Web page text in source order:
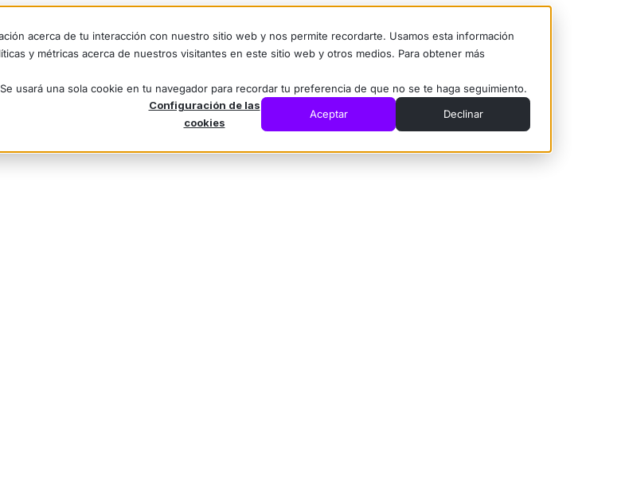
acerca de tu interacción con nuestro sitio web y nos permite recordarte. Usamos esta información
y métricas acerca de nuestros visitantes en este sitio web y otros medios. Para obtener más
usará una sola cookie en tu navegador para recordar tu preferencia de que no se te haga seguimiento.
Configuración de las
cookies
Aceptar Declinar